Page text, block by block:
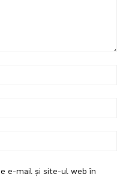
e-mail și site-ul web în